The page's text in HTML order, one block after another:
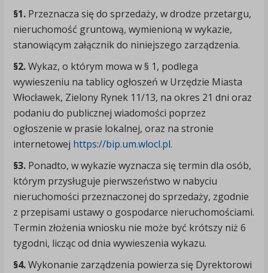
§1. Przeznacza się do sprzedaży, w drodze przetargu,
nieruchomość gruntową, wymienioną w wykazie,
stanowiącym załącznik do niniejszego zarządzenia.
§2.Wykaz, o którym mowa w § 1, podlega
wywieszeniu na tablicy ogłoszeń w Urzędzie Miasta
Włocławek, Zielony Rynek 11/13, na okres 21 dni oraz
podaniu do publicznej wiadomości poprzez
ogłoszenie w prasie lokalnej, oraz na stronie
internetowej https://bip.um.wlocl.pl.
§3. Ponadto, w wykazie wyznacza się termin dla osób,
którym przysługuje pierwszeństwo w nabyciu
nieruchomości przeznaczonej do sprzedaży, zgodnie
z przepisami ustawy o gospodarce nieruchomościami.
Termin złożenia wniosku nie może być krótszy niż 6
tygodni, licząc od dnia wywieszenia wykazu.
§4.Wykonanie zarządzenia powierza się Dyrektorowi